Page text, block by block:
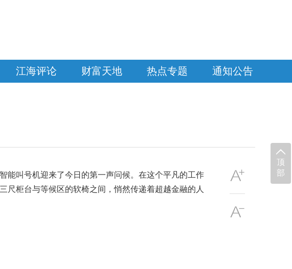
顶
部
江海评论 财富天地 热点专题 通知公告
能叫号机迎来了今日的第一声问候。在这个平凡的工作
尺柜台与等候区的软椅之间，悄然传递着超越金融的人